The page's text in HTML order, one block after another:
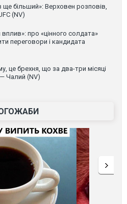
більший»: Верховен розповів,
(NV)
про «цінного солдата»
переговори і кандидата
це брехня, що за два-три місяці
Чалий (NV)